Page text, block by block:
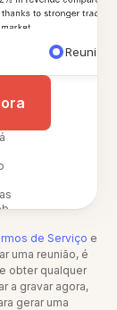
Reunião
de Serviço e
uma reunião, é
obter qualquer
a gravar agora,
gerar uma